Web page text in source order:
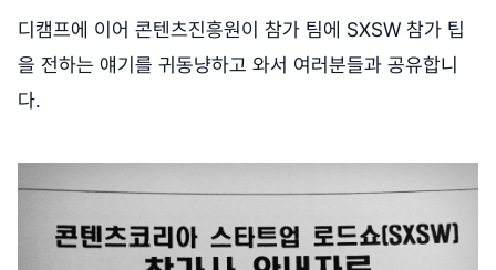
디캠프에 이어 콘텐츠진흥원이 참가 팀에 SXSW 참가 팁
을 전하는 얘기를 귀동냥하고 와서 여러분들과 공유합니
다.